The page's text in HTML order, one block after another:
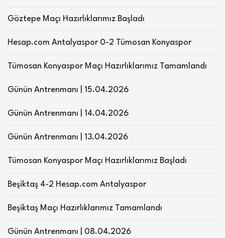
Göztepe Maçı Hazırlıklarımız Başladı
Hesap.com Antalyaspor 0-2 Tümosan Konyaspor
Tümosan Konyaspor Maçı Hazırlıklarımız Tamamlandı
Günün Antrenmanı | 15.04.2026
Günün Antrenmanı | 14.04.2026
Günün Antrenmanı | 13.04.2026
Tümosan Konyaspor Maçı Hazırlıklarımız Başladı
Beşiktaş 4-2 Hesap.com Antalyaspor
Beşiktaş Maçı Hazırlıklarımız Tamamlandı
Günün Antrenmanı | 08.04.2026